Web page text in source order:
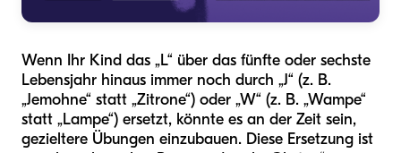
Wenn Ihr Kind das „L“ über das fünfte oder sechste
Lebensjahr hinaus immer noch durch „J“ (z. B.
„Jemohne“ statt „Zitrone“) oder „W“ (z. B. „Wampe“
statt „Lampe“) ersetzt, könnte es an der Zeit sein,
gezieltere Übungen einzubauen. Diese Ersetzung ist